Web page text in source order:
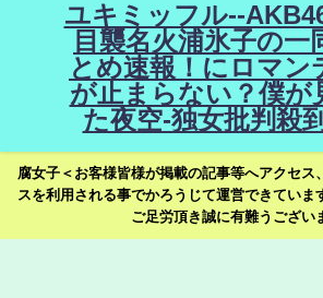
ユキミッフル--
目襲名火浦氷子の一
とめ速報！にロマン
が止まらない？僕が
た夜空-独女批判殺
腐女子＜お客様皆様が掲載の記事等へアクセス
スを利用される事でかろうじて運営できていま
ご足労頂き誠に有難うござい